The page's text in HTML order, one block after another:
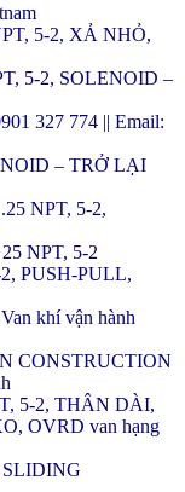
5-2, XẢ NHỎ,
5-2, SOLENOID –
327 774 || Email:
– TRỞ LẠI
NPT, 5-2,
NPT, 5-2
PUSH-PULL,
khí vận hành
CONSTRUCTION
5-2, THÂN DÀI,
OVRD van hạng
SLIDING